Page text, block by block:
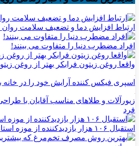
ارتباط افزایش دما و تضعیف سلامت روان
افراد مضطرب دنیا را متفاوت می بینند!
واقعا روغن زیتون فرابکر بهتر از روغن
اسپری فیکس کننده آرایش خود را در خانه
زیورآلات و طلاهای مناسب آقایان با
فرد
استقبال ۱۰۶ هزار بازدیدکننده از موزه استان حضرت عباس (ع)